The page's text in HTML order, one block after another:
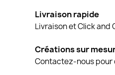
Livraison rapide
Livraison et Click and
Créations sur
Contactez-nous